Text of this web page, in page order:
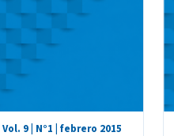
Vol. 9 | N°1 | febrero 2015